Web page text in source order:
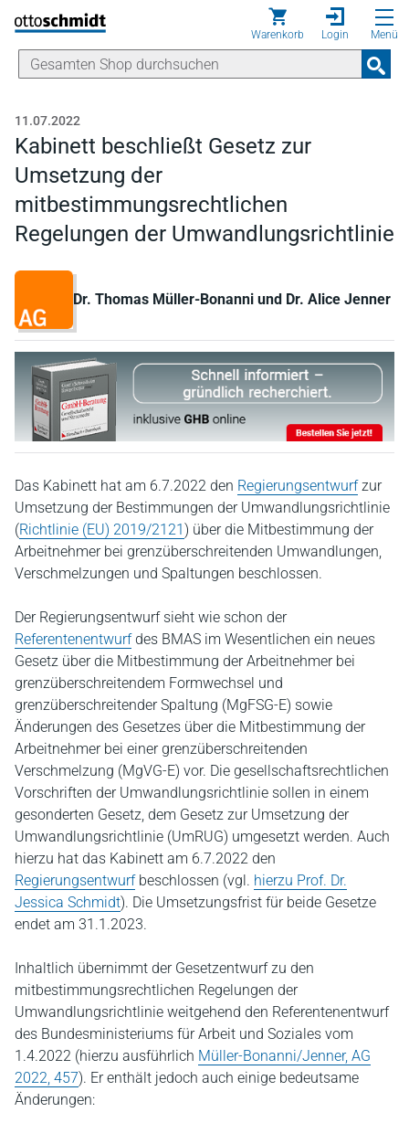
Direkt zum Inhalt
Warenkorb Login Menü
11.07.2022
Kabinett beschließt Gesetz zur
Umsetzung der
mitbestimmungsrechtlichen
Regelungen der Umwandlungsrichtlinie
Dr. Thomas Müller-Bonanni und Dr. Alice Jenner
Das Kabinett hat am 6.7.2022 den Regierungsentwurfzur
Umsetzung der Bestimmungen der Umwandlungsrichtlinie
(Richtlinie (EU) 2019/2121) über die Mitbestimmung der
Arbeitnehmer bei grenzüberschreitenden Umwandlungen,
Verschmelzungen und Spaltungen beschlossen.
Der Regierungsentwurf sieht wie schon der
Referentenentwurfdes BMAS im Wesentlichen ein neues
Gesetz über die Mitbestimmung der Arbeitnehmer bei
grenzüberschreitendem Formwechsel und
grenzüberschreitender Spaltung (MgFSG-E) sowie
Änderungen des Gesetzes über die Mitbestimmung der
Arbeitnehmer bei einer grenzüberschreitenden
Verschmelzung (MgVG-E) vor. Die gesellschaftsrechtlichen
Vorschriften der Umwandlungsrichtlinie sollen in einem
gesonderten Gesetz, dem Gesetz zur Umsetzung der
Umwandlungsrichtlinie (UmRUG) umgesetzt werden. Auch
hierzu hat das Kabinett am 6.7.2022 den
Regierungsentwurfbeschlossen (vgl. hierzu Prof. Dr.
Jessica Schmidt). Die Umsetzungsfrist für beide Gesetze
endet am 31.1.2023.
Inhaltlich übernimmt der Gesetzentwurf zu den
mitbestimmungsrechtlichen Regelungen der
Umwandlungsrichtlinie weitgehend den Referentenentwurf
des Bundesministeriums für Arbeit und Soziales vom
1.4.2022 (hierzu ausführlich Müller-Bonanni/Jenner, AG
2022, 457). Er enthält jedoch auch einige bedeutsame
Änderungen: